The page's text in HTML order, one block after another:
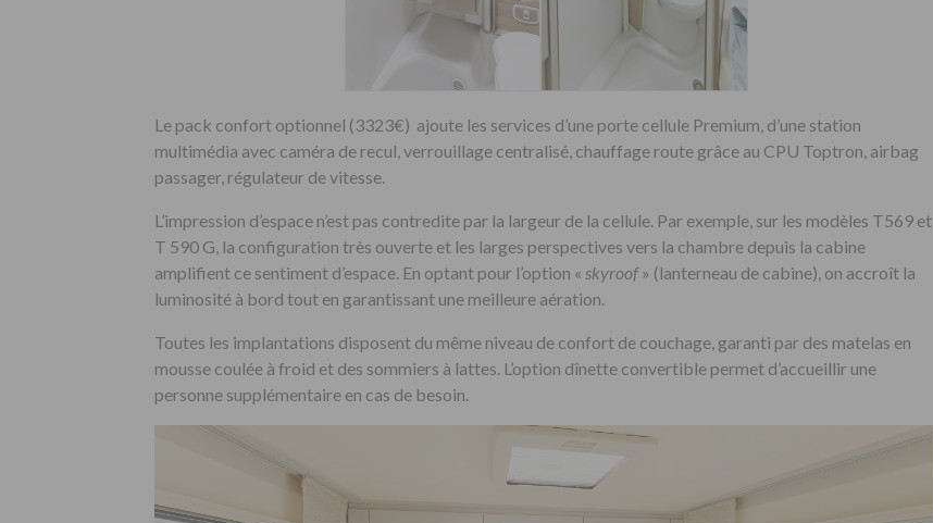
Le pack confort optionnel (3323€) ajoute les services d’une porte cellule Premium, d’une station
multimédia avec caméra de recul, verrouillage centralisé, chauffage route grâce au CPU Toptron, airbag
passager, régulateur de vitesse.
L’impression d’espace n’est pas contredite par la largeur de la cellule. Par exemple, sur les modèles T569 et
T 590 G, la configuration très ouverte et les larges perspectives vers la chambre depuis la cabine
amplifient ce sentiment d’espace. En optant pour l’option « skyroof» (lanterneau de cabine), on accroît la
luminosité à bord tout en garantissant une meilleure aération.
Toutes les implantations disposent du même niveau de confort de couchage, garanti par des matelas en
mousse coulée à froid et des sommiers à lattes. L’option dînette convertible permet d’accueillir une
personne supplémentaire en cas de besoin.